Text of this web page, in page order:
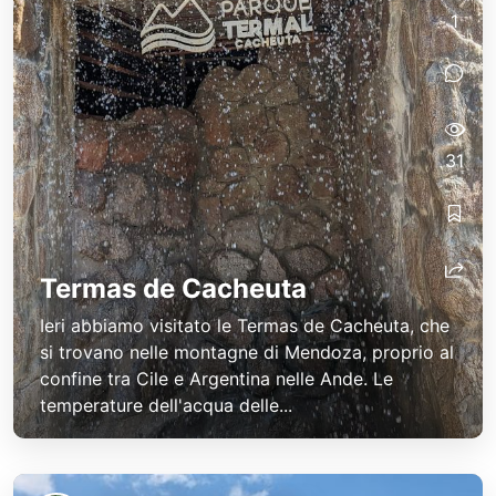
Termas de Cacheuta
Ieri abbiamo visitato le Termas de Cacheuta, che
si trovano nelle montagne di Mendoza, proprio al
confine tra Cile e Argentina nelle Ande. Le
temperature dell'acqua delle...
1
31